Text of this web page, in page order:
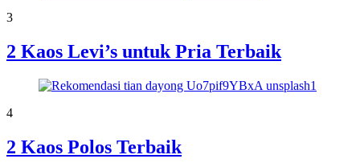
3
2 Kaos Levi’s untuk Pria Terbaik
4
2 Kaos Polos Terbaik